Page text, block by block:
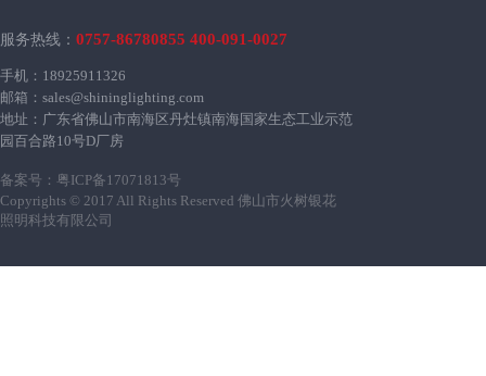
服务热线： 0757-86780855 400-091-0027
手机：18925911326
邮箱：sales@shininglighting.com
地址：广东省佛山市南海区丹灶镇南海国家生态工业示范
园百合路10号D厂房
备案号： 粤ICP备17071813号
Copyrights © 2017 All Rights Reserved 佛山市火树银花
照明科技有限公司